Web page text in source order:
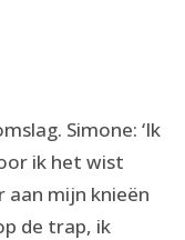
Simone: ‘Ik
ik het wist
aan mijn knieën
de trap, ik